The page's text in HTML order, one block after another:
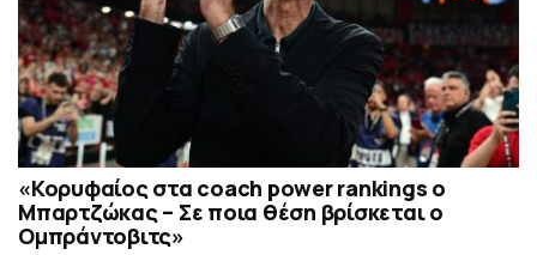
«Κορυφαίος στα coach power rankings ο
Μπαρτζώκας – Σε ποια θέση βρίσκεται ο
Ομπράντοβιτς»